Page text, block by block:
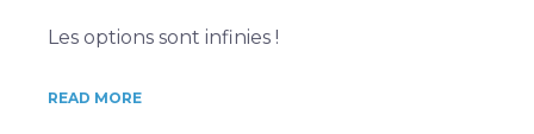
Les options sont infinies !
READ MORE